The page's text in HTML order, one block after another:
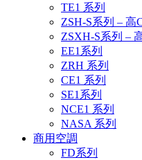
TE1 系列
ZSH-S系列 – 高
ZSXH-S系列 –
EE1系列
ZRH 系列
CE1 系列
SE1系列
NCE1 系列
NASA 系列
商用空調
FD系列